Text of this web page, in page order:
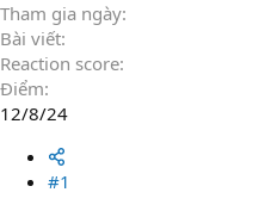
Tham gia ngày
Bài viết
Reaction score
Điểm
12/8/24
#1